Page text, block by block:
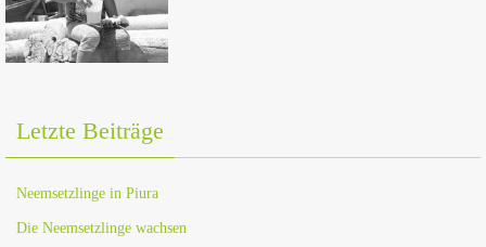
Letzte Beiträge
Neemsetzlinge in Piura
Die Neemsetzlinge wachsen